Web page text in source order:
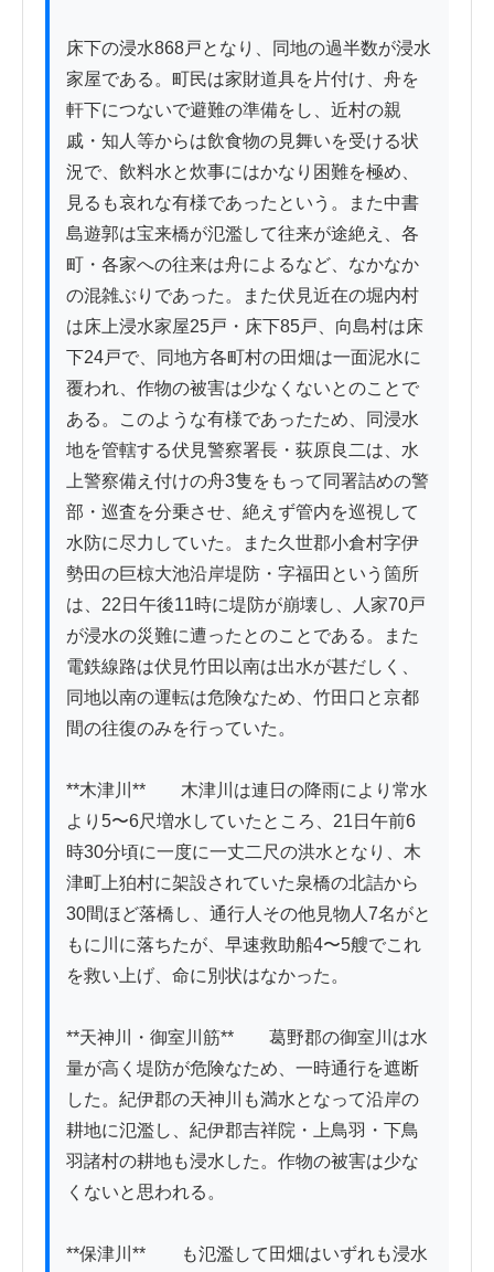
床下の浸水868戸となり、同地の過半数が浸水
家屋である。町民は家財道具を片付け、舟を
軒下につないで避難の準備をし、近村の親
戚・知人等からは飲食物の見舞いを受ける状
況で、飲料水と炊事にはかなり困難を極め、
見るも哀れな有様であったという。また中書
島遊郭は宝来橋が氾濫して往来が途絶え、各
町・各家への往来は舟によるなど、なかなか
の混雑ぶりであった。また伏見近在の堀内村
は床上浸水家屋25戸・床下85戸、向島村は床
下24戸で、同地方各町村の田畑は一面泥水に
覆われ、作物の被害は少なくないとのことで
ある。このような有様であったため、同浸水
地を管轄する伏見警察署長・荻原良二は、水
上警察備え付けの舟3隻をもって同署詰めの警
部・巡査を分乗させ、絶えず管内を巡視して
水防に尽力していた。また久世郡小倉村字伊
勢田の巨椋大池沿岸堤防・字福田という箇所
は、22日午後11時に堤防が崩壊し、人家70戸
が浸水の災難に遭ったとのことである。また
電鉄線路は伏見竹田以南は出水が甚だしく、
同地以南の運転は危険なため、竹田口と京都
間の往復のみを行っていた。
**木津川**　　木津川は連日の降雨により常水
より5〜6尺増水していたところ、21日午前6
時30分頃に一度に一丈二尺の洪水となり、木
津町上狛村に架設されていた泉橋の北詰から
30間ほど落橋し、通行人その他見物人7名がと
もに川に落ちたが、早速救助船4〜5艘でこれ
を救い上げ、命に別状はなかった。
**天神川・御室川筋**　　葛野郡の御室川は水
量が高く堤防が危険なため、一時通行を遮断
した。紀伊郡の天神川も満水となって沿岸の
耕地に氾濫し、紀伊郡吉祥院・上鳥羽・下鳥
羽諸村の耕地も浸水した。作物の被害は少な
くないと思われる。
**保津川**　　も氾濫して田畑はいずれも浸水